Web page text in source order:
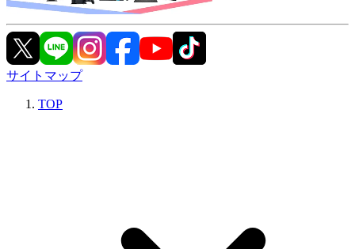
サイトマップ
TOP